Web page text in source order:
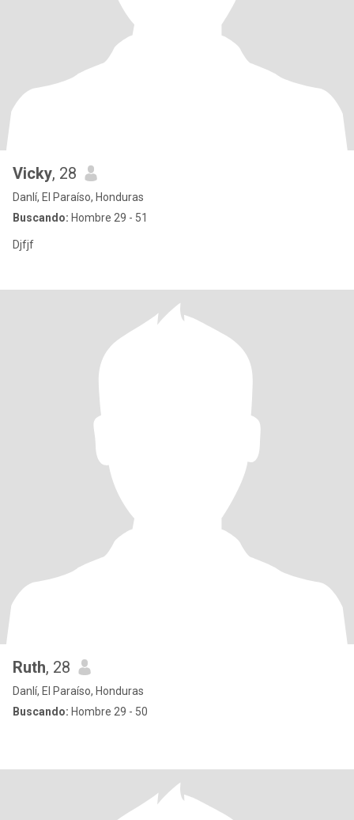
Vicky, 28
Danlí, El Paraíso, Honduras
Buscando: Hombre 29 - 51
Djfjf
Ruth, 28
Danlí, El Paraíso, Honduras
Buscando: Hombre 29 - 50